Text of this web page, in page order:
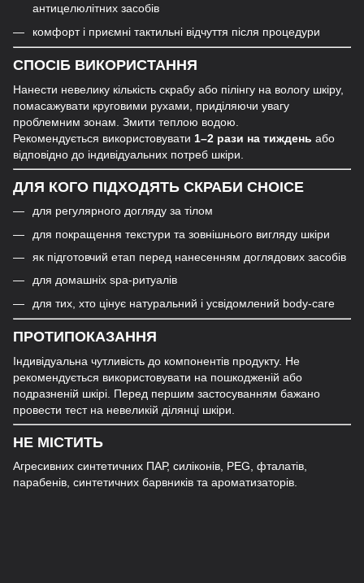
антицелюлітних засобів
комфорт і приємні тактильні відчуття після процедури
СПОСІБ ВИКОРИСТАННЯ
Нанести невелику кількість скрабу або пілінгу на вологу шкіру,
помасажувати круговими рухами, приділяючи увагу
проблемним зонам. Змити теплою водою.
Рекомендується використовувати 1–2 рази на тиждень або
відповідно до індивідуальних потреб шкіри.
ДЛЯ КОГО ПІДХОДЯТЬ СКРАБИ CHOICE
для регулярного догляду за тілом
для покращення текстури та зовнішнього вигляду шкіри
як підготовчий етап перед нанесенням доглядових засобів
для домашніх spa-ритуалів
для тих, хто цінує натуральний і усвідомлений body-care
ПРОТИПОКАЗАННЯ
Індивідуальна чутливість до компонентів продукту. Не
рекомендується використовувати на пошкодженій або
подразненій шкірі. Перед першим застосуванням бажано
провести тест на невеликій ділянці шкіри.
НЕ МІСТИТЬ
Агресивних синтетичних ПАР, силіконів, PEG, фталатів,
парабенів, синтетичних барвників та ароматизаторів.